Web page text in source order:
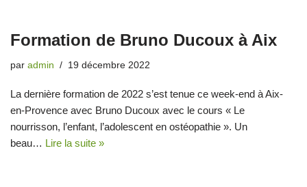
Formation de Bruno Ducoux à Aix
par admin 19 décembre 2022
La dernière formation de 2022 s’est tenue ce week-end à Aix-
en-Provence avec Bruno Ducoux avec le cours « Le
nourrisson, l’enfant, l’adolescent en ostéopathie ». Un
beau… Lire la suite »